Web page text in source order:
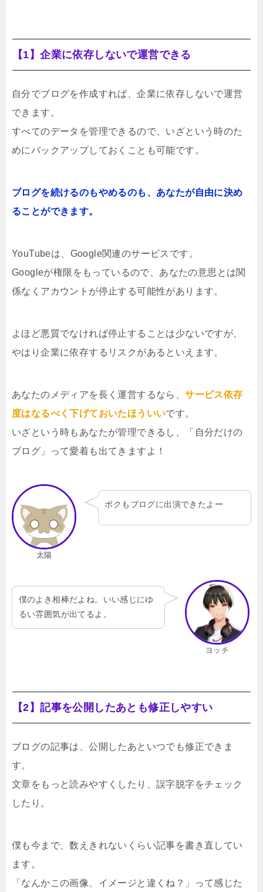
【1】企業に依存しないで運営できる
自分でブログを作成すれば、企業に依存しないで運営
できます。
すべてのデータを管理できるので、いざという時のた
めにバックアップしておくことも可能です。
ブログを続けるのもやめるのも、あなたが自由に決め
ることができます。
YouTubeは、Google関連のサービスです。
Googleが権限をもっているので、あなたの意思とは関
係なくアカウントが停止する可能性があります。
よほど悪質でなければ停止することは少ないですが、
やはり企業に依存するリスクがあるといえます。
あなたのメディアを長く運営するなら、サービス依存
度はなるべく下げておいたほういいです。
いざという時もあなたが管理できるし、「自分だけの
ブログ」って愛着も出てきますよ！
太陽
ボクもブログに出演できたよー
ヨッチ
僕のよき相棒だよね。いい感じにゆ
るい雰囲気が出てるよ。
【2】記事を公開したあとも修正しやすい
ブログの記事は、公開したあといつでも修正できま
す。
文章をもっと読みやすくしたり、誤字脱字をチェック
したり。
僕も今まで、数えきれないくらい記事を書き直してい
ます。
「なんかこの画像、イメージと違くね？」って感じた